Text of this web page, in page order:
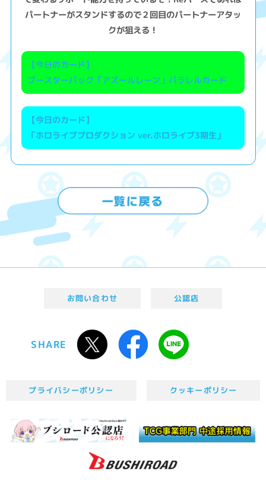
パートナーがスタンドするので２回目のパートナーアタッ
クが狙える！
【今日のカード】
ブースターパック「アズールレーン」パラレルカード
【今日のカード】
「ホロライブプロダクション ver.ホロライブ3期生」
お問い合わせ 公認店
SHARE
プライバシーポリシー クッキーポリシー